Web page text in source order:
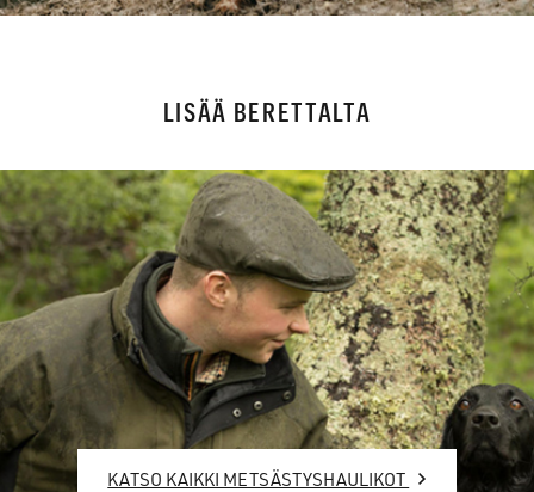
LISÄÄ BERETTALTA
KATSO KAIKKI METSÄSTYSHAULIKOT